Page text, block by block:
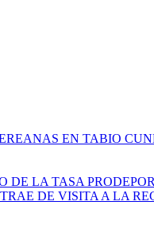
EN TABIO
LA TASA
DE VISITA A LA